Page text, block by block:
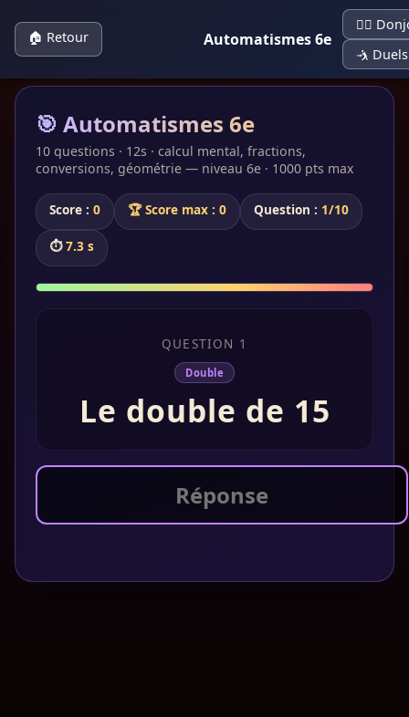
🏠 Retour Automatismes 6e
🧙‍♀️
🤺 Duels
🎯 Automatismes 6e
10 questions · 12s · calcul mental, fractions,
conversions, géométrie — niveau 6e · 1000 pts max
Score : 0 🏆 Score max : 0 Question : 1/10
⏱7.0 s
QUESTION 1
Double
Le double de 15